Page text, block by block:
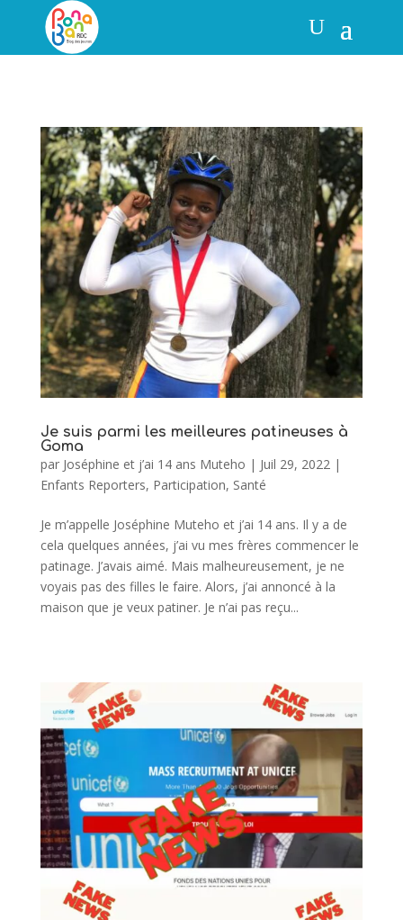
Je suis parmi les meilleures patineuses à
Goma
par Joséphine et j’ai 14 ans Muteho | Juil 29, 2022 |
Enfants Reporters, Participation, Santé
Je m’appelle Joséphine Muteho et j’ai 14 ans. Il y a de
cela quelques années, j’ai vu mes frères commencer le
patinage. J’avais aimé. Mais malheureusement, je ne
voyais pas des filles le faire. Alors, j’ai annoncé à la
maison que je veux patiner. Je n’ai pas reçu...